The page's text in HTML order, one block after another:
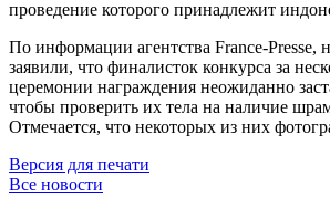
проведение которого принадлежит
По информации агентства France-Presse,
заявили, что финалисток конкурса за
церемонии награждения неожиданно
чтобы проверить их тела на наличие
Отмечается, что некоторых из них
Версия для печати
Все новости